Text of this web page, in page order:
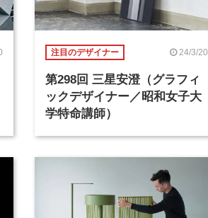
注目のデザイナー 24/3/20
第298回 三星安澄（グラフィ
ックデザイナー／昭和女子大
学特命講師）